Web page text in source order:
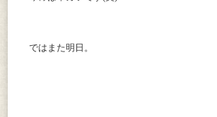
ではまた明日。